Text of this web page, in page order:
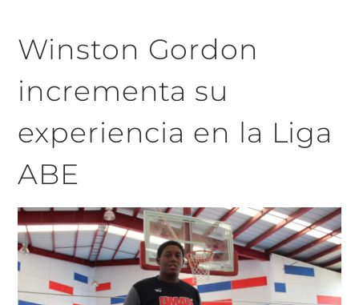
Winston Gordon
incrementa su
experiencia en la Liga
ABE